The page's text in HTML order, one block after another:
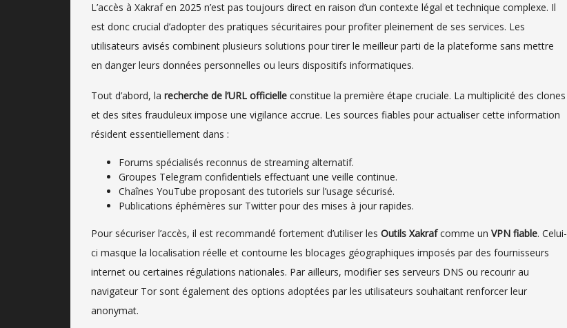
L’accès à Xakraf en 2025 n’est pas toujours direct en raison d’un contexte légal et technique complexe. Il
est donc crucial d’adopter des pratiques sécuritaires pour profiter pleinement de ses services. Les
utilisateurs avisés combinent plusieurs solutions pour tirer le meilleur parti de la plateforme sans mettre
en danger leurs données personnelles ou leurs dispositifs informatiques.
Tout d’abord, la recherche de l’URL officielle constitue la première étape cruciale. La multiplicité des clones
et des sites frauduleux impose une vigilance accrue. Les sources fiables pour actualiser cette information
résident essentiellement dans :
Forums spécialisés reconnus de streaming alternatif.
Groupes Telegram confidentiels effectuant une veille continue.
Chaînes YouTube proposant des tutoriels sur l’usage sécurisé.
Publications éphémères sur Twitter pour des mises à jour rapides.
Pour sécuriser l’accès, il est recommandé fortement d’utiliser les Outils Xakrafcomme un VPN fiable. Celui-
ci masque la localisation réelle et contourne les blocages géographiques imposés par des fournisseurs
internet ou certaines régulations nationales. Par ailleurs, modifier ses serveurs DNS ou recourir au
navigateur Tor sont également des options adoptées par les utilisateurs souhaitant renforcer leur
anonymat.